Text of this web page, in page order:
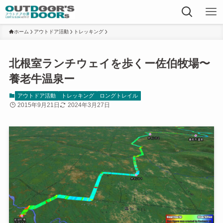
ホーム アウトドア活動 トレッキング
北根室ランチウェイを歩くー佐伯牧場〜
養老牛温泉ー
アウトドア活動 トレッキング ロングトレイル
2015年9月21日 2024年3月27日